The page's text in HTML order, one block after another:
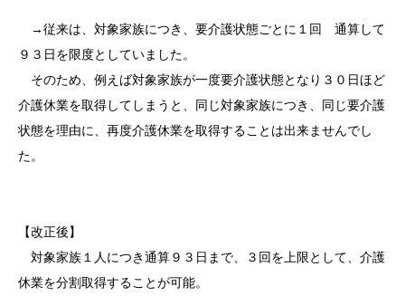
→従来は、対象家族につき、要介護状態ごとに１回 通算して
９３日を限度としていました。
そのため、例えば対象家族が一度要介護状態となり３０日ほど
介護休業を取得してしまうと、同じ対象家族につき、同じ要介護
状態を理由に、再度介護休業を取得することは出来ませんでし
た。
【改正後】
対象家族１人につき通算９３日まで、３回を上限として、介護
休業を分割取得することが可能。